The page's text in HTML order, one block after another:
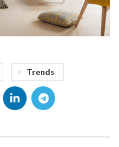
Trends